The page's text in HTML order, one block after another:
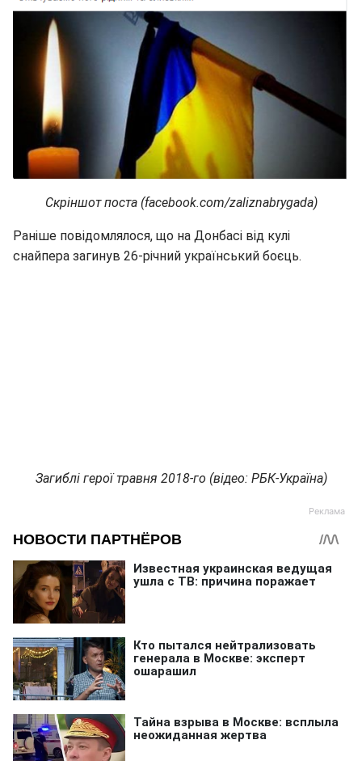
Скріншот поста (facebook.com/zaliznabrygada)
Раніше повідомлялося, що на Донбасі від кулі
снайпера загинув 26-річний український боєць.
Загиблі герої травня 2018-го (відео: РБК-Україна)